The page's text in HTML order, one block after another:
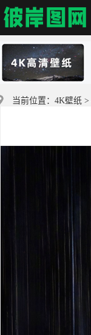
彼岸图网
当前位置： 4K壁纸 >